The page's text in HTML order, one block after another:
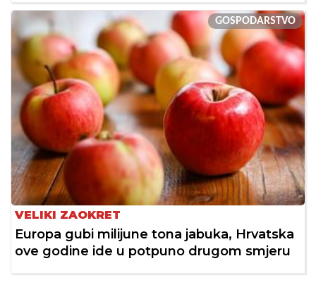
GOSPODARSTVO
VELIKI ZAOKRET
Europa gubi milijune tona jabuka, Hrvatska
ove godine ide u potpuno drugom smjeru